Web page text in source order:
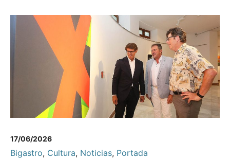
17/06/2026
Bigastro, Cultura, Noticias, Portada